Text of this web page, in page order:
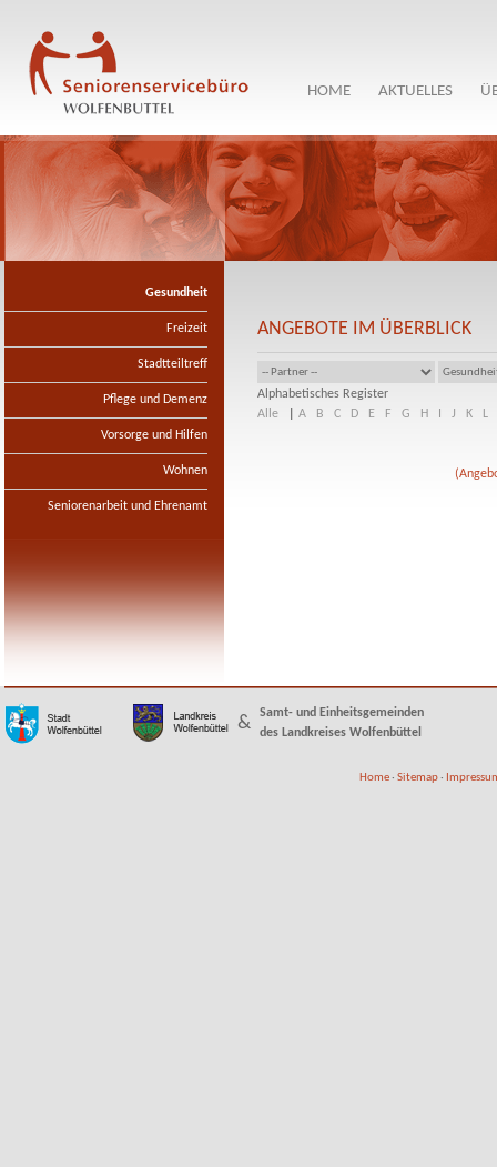
HOME AKTUELLES
Gesundheit
Freizeit
Stadtteiltreff
Pflege und Demenz
Vorsorge und Hilfen
Wohnen
Seniorenarbeit und Ehrenamt
ANGEBOTE IM ÜBERBLICK
Alphabetisches Register
Alle
A B C D E F G H J K L
&
Samt- und Einheitsgemeinden
des Landkreises Wolfenbüttel
Home · Sitemap ·